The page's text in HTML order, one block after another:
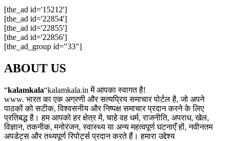
[the_ad id='15212']
[the_ad id='22854']
[the_ad id='22855']
[the_ad id='22856']
[the_ad_group id="33"]
ABOUT US
“kalamkala“kalamkala.in में आपका स्वागत है!
www. भारत का एक अग्रणी और सत्यप्रिय समाचार पोर्टल है, जो अपने
पाठकों को सटीक, विश्वसनीय और निष्पक्ष समाचार प्रदान करने के लिए
प्रतिबद्ध है। हम आपको हर क्षेत्र में, चाहे वह धर्म, राजनीति, अपराध, खेल,
विज्ञान, तकनीक, मनोरंजन, स्वास्थ्य या अन्य महत्वपूर्ण घटनाएँ हों, नवीनतम
अपडेट्स और तथ्यपूर्ण रिपोर्ट्स प्रदान करते हैं। हमारा उद्देश्य